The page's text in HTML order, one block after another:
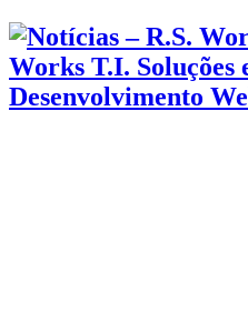
Works T.I. Soluções
Desenvolvimento